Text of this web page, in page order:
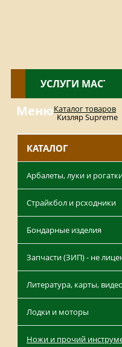
КАТАЛОГ
УСЛУГИ
МенюКаталог товаров
Кизляр Supreme
КАТАЛОГ
Арбалеты, луки и
Страйкбол и рсходники
Бондарные изделия
Запчасти (ЗИП) - не
Литература, карты, видео
Лодки и моторы
Ножи и прочий